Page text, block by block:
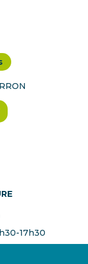
17h30